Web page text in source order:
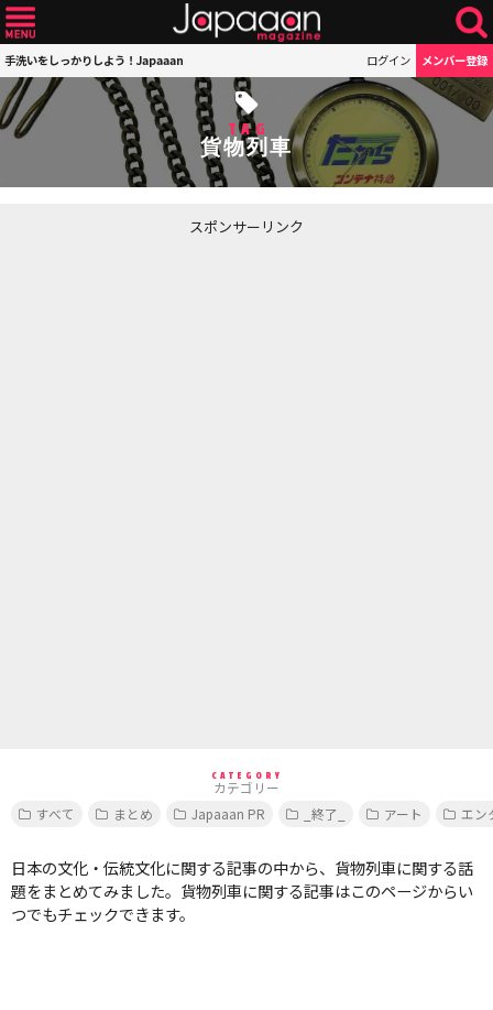
手洗いをしっかりしよう！Japaaan ログイン メンバー登録
TAG
貨物列車
スポンサーリンク
CATEGORY
カテゴリー
すべて
まとめ Japaaan PR _終了_ アート エン
日本の文化・伝統文化に関する記事の中から、貨物列車に関する話
題をまとめてみました。貨物列車に関する記事はこのページからい
つでもチェックできます。